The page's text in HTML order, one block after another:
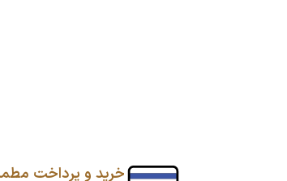
خرید و پرداخت